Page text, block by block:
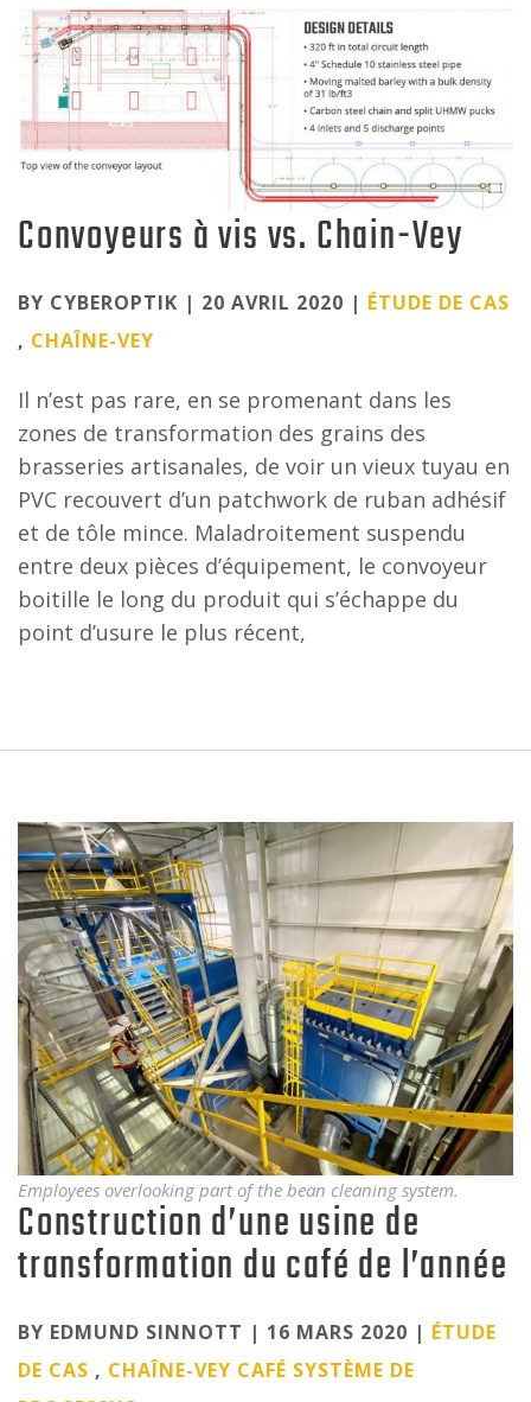
Convoyeurs à vis vs. Chain-Vey
Categories
BY CYBEROPTIK | 20 AVRIL 2020 | ÉTUDE DE CAS
, CHAÎNE-VEY
Il n’est pas rare, en se promenant dans les
zones de transformation des grains des
brasseries artisanales, de voir un vieux tuyau en
PVC recouvert d’un patchwork de ruban adhésif
et de tôle mince. Maladroitement suspendu
entre deux pièces d’équipement, le convoyeur
boitille le long du produit qui s’échappe du
point d’usure le plus récent,
Employees overlooking part of the bean cleaning system.
Construction d’une usine de
transformation du café de l’année
Categories
BY EDMUND SINNOTT | 16 MARS 2020 | ÉTUDE
DE CAS , CHAÎNE-VEY CAFÉ SYSTÈME DE